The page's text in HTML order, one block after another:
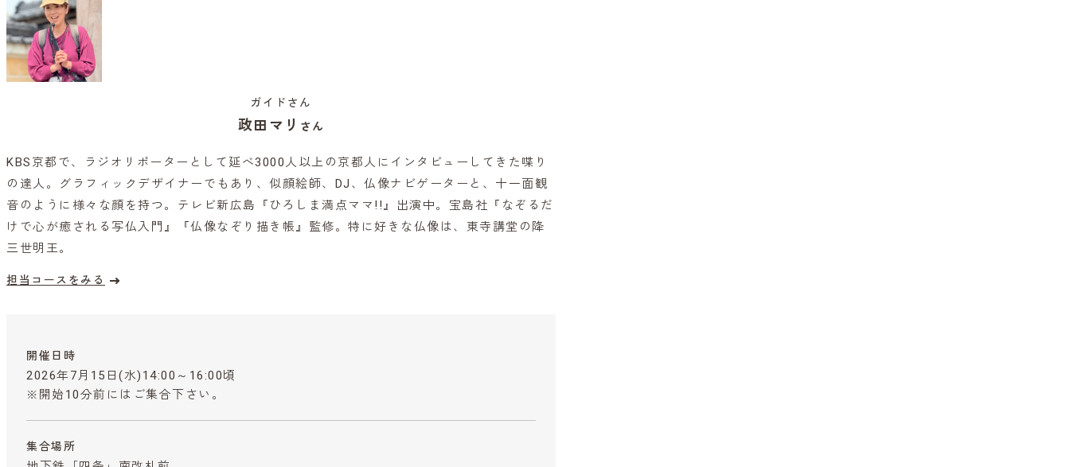
ガイドさん
政田マリ さん
KBS京都で、ラジオリポーターとして延べ3000人以上の京都人にインタビューしてきた喋り
の達人。グラフィックデザイナーでもあり、似顔絵師、DJ、仏像ナビゲーターと、十一面観
音のように様々な顔を持つ。テレビ新広島『ひろしま満点ママ!!』出演中。宝島社『なぞるだ
けで心が癒される写仏入門』『仏像なぞり描き帳』監修。特に好きな仏像は、東寺講堂の降
三世明王。
担当コースをみる
開催日時
2026年7月15日(水)14:00～16:00頃
※開始10分前にはご集合下さい。
集合場所